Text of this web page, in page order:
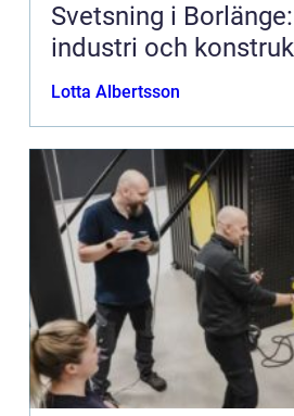
Svetsning i
industri och
Lotta Albertsson